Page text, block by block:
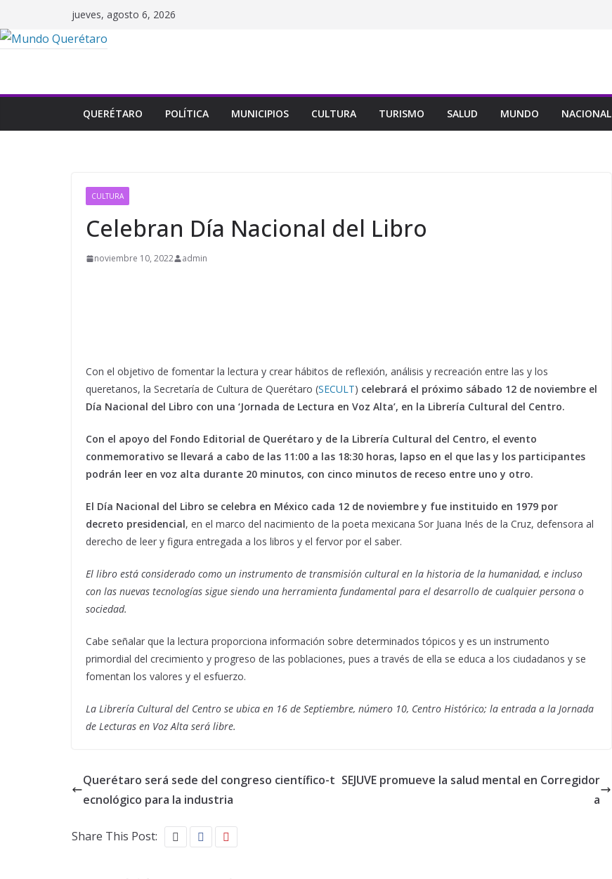
al
contenido
jueves, agosto 6, 2026
QUERÉTARO POLÍTICA MUNICIPIOS CULTURA TURISMO SALUD MUNDO NACIONAL
CULTURA
Celebran Día Nacional del Libro
noviembre 10, 2022 admin
Con el objetivo de fomentar la lectura y crear hábitos de reflexión, análisis y recreación entre las y los
queretanos, la Secretaría de Cultura de Querétaro (SECULT) celebrará el próximo sábado 12 de noviembre el
Día Nacional del Libro con una ‘Jornada de Lectura en Voz Alta’, en la Librería Cultural del Centro.
Con el apoyo del Fondo Editorial de Querétaro y de la Librería Cultural del Centro, el evento
conmemorativo se llevará a cabo de las 11:00 a las 18:30 horas, lapso en el que las y los participantes
podrán leer en voz alta durante 20 minutos, con cinco minutos de receso entre uno y otro.
El Día Nacional del Libro se celebra en México cada 12 de noviembre y fue instituido en 1979 por
decreto presidencial, en el marco del nacimiento de la poeta mexicana Sor Juana Inés de la Cruz, defensora al
derecho de leer y figura entregada a los libros y el fervor por el saber.
El libro está considerado como un instrumento de transmisión cultural en la historia de la humanidad, e incluso
con las nuevas tecnologías sigue siendo una herramienta fundamental para el desarrollo de cualquier persona o
sociedad.
Cabe señalar que la lectura proporciona información sobre determinados tópicos y es un instrumento
primordial del crecimiento y progreso de las poblaciones, pues a través de ella se educa a los ciudadanos y se
fomentan los valores y el esfuerzo.
La Librería Cultural del Centro se ubica en 16 de Septiembre, número 10, Centro Histórico; la entrada a la Jornada
de Lecturas en Voz Alta será libre.
Querétaro será sede del congreso científico-t
ecnológico para la industria
SEJUVE promueve la salud mental en Corregidor
a
Share This Post: